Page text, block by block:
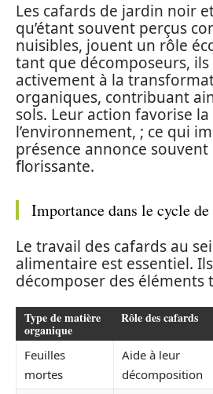
Les cafards de jardin noir
qu’étant souvent perçus
nuisibles, jouent un rôle
tant que décomposeurs,
activement à la
organiques, contribuant
sols. Leur action favorise
l’environnement, ; ce qui
présence annonce
florissante.
Importance dans le cycle
Le travail des cafards au
alimentaire est essentiel.
décomposer des éléments
Type de matière
organique
Rôle des cafards
Feuilles
mortes
Aide à leur
décomposition